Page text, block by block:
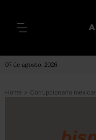
07 de agosto, 2026
Home >